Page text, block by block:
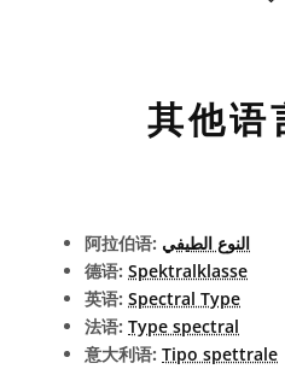
其他语
阿拉伯语: النوع الطيفي
德语: Spektralklasse
英语: Spectral Type
法语: Type spectral
意大利语: Tipo spettrale